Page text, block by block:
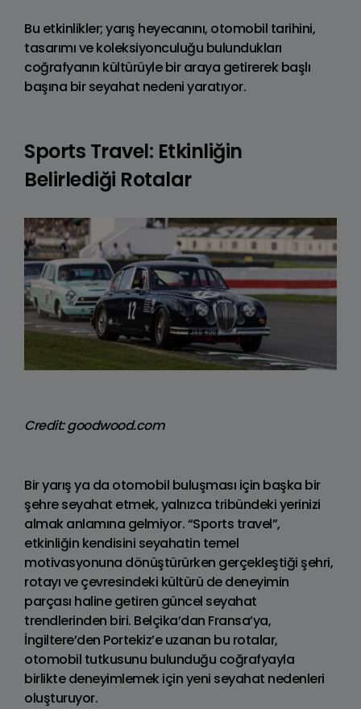
Bu etkinlikler; yarış heyecanını, otomobil tarihini,
tasarımı ve koleksiyonculuğu bulundukları
coğrafyanın kültürüyle bir araya getirerek başlı
başına bir seyahat nedeni yaratıyor.
Sports Travel: Etkinliğin
Belirlediği Rotalar
Credit: goodwood.com
Bir yarış ya da otomobil buluşması için başka bir
şehre seyahat etmek, yalnızca tribündeki yerinizi
almak anlamına gelmiyor. “Sports travel”,
etkinliğin kendisini seyahatin temel
motivasyonuna dönüştürürken gerçekleştiği şehri,
rotayı ve çevresindeki kültürü de deneyimin
parçası haline getiren güncel seyahat
trendlerinden biri. Belçika’dan Fransa’ya,
İngiltere’den Portekiz’e uzanan bu rotalar,
otomobil tutkusunu bulunduğu coğrafyayla
birlikte deneyimlemek için yeni seyahat nedenleri
oluşturuyor.